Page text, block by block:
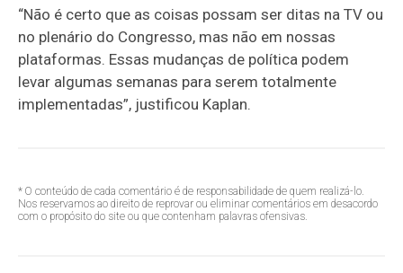
“Não é certo que as coisas possam ser ditas na TV ou
no plenário do Congresso, mas não em nossas
plataformas. Essas mudanças de política podem
levar algumas semanas para serem totalmente
implementadas”, justificou Kaplan.
* O conteúdo de cada comentário é de responsabilidade de quem realizá-lo.
Nos reservamos ao direito de reprovar ou eliminar comentários em desacordo
com o propósito do site ou que contenham palavras ofensivas.